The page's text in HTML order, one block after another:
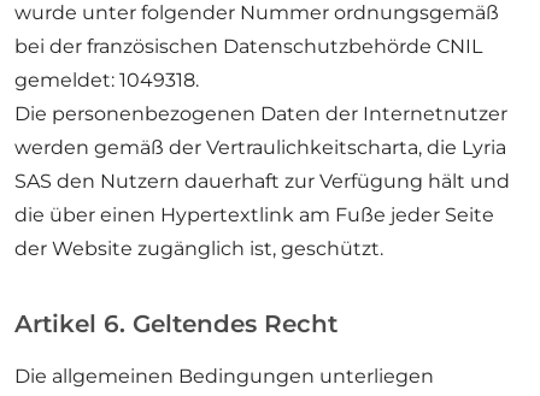
wurde unter folgender Nummer ordnungsgemäß
bei der französischen Datenschutzbehörde CNIL
gemeldet: 1049318.
Die personenbezogenen Daten der Internetnutzer
werden gemäß der Vertraulichkeitscharta, die Lyria
SAS den Nutzern dauerhaft zur Verfügung hält und
die über einen Hypertextlink am Fuße jeder Seite
der Website zugänglich ist, geschützt.
Artikel 6. Geltendes Recht
Die allgemeinen Bedingungen unterliegen